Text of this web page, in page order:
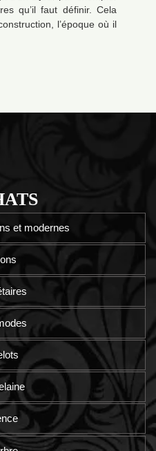
qu’il faut définir. Cela
l’époque où il
et modernes